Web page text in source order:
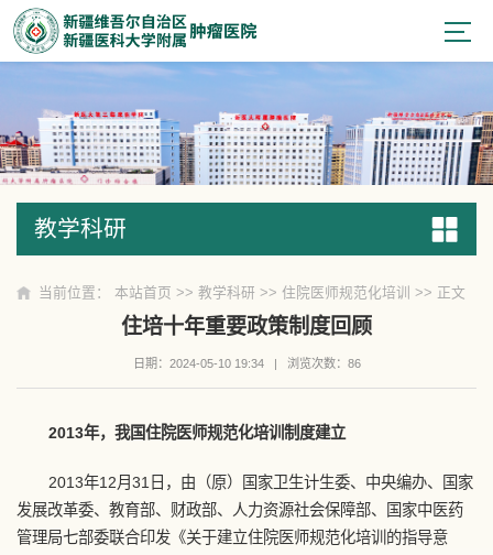
教学科研
教学科研
当前位置： 本站首页 >> 教学科研 >> 住院医师规范化培训 >> 正文
住培十年重要政策制度回顾
日期：2024-05-10 19:34| 浏览次数： 86
2013年，我国住院医师规范化培训制度建立
2013年12月31日，由（原）国家卫生计生委、中央编办、国家
发展改革委、教育部、财政部、人力资源社会保障部、国家中医药
管理局七部委联合印发《关于建立住院医师规范化培训的指导意